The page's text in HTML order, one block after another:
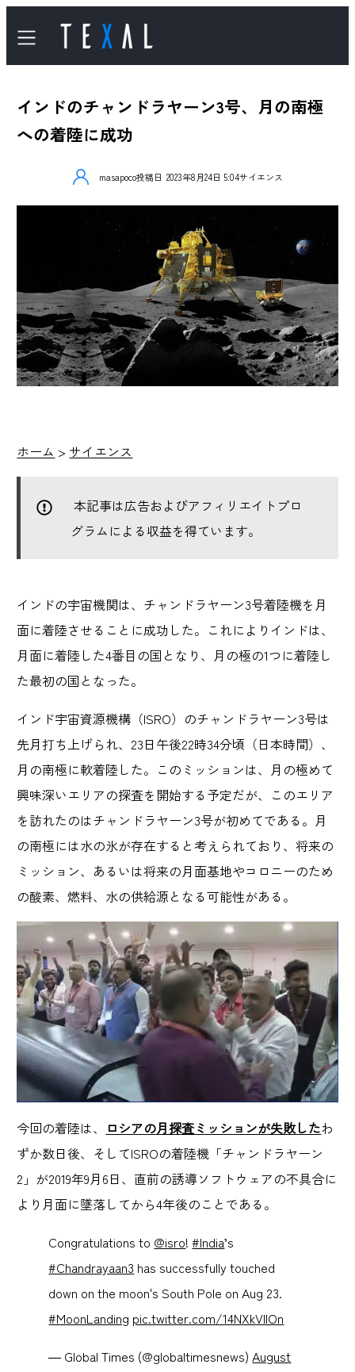
インドのチャンドラヤーン3号、月の南極
への着陸に成功
masapoco投稿日 2023年8月24日 5:04サイエンス
ホーム > サイエンス
本記事は広告およびアフィリエイトプロ
グラムによる収益を得ています。
インドの宇宙機関は、チャンドラヤーン3号着陸機を月
面に着陸させることに成功した。これによりインドは、
月面に着陸した4番目の国となり、月の極の1つに着陸し
た最初の国となった。
インド宇宙資源機構（ISRO）のチャンドラヤーン3号は
先月打ち上げられ、23日午後22時34分頃（日本時間）、
月の南極に軟着陸した。このミッションは、月の極めて
興味深いエリアの探査を開始する予定だが、このエリア
を訪れたのはチャンドラヤーン3号が初めてである。月
の南極には水の氷が存在すると考えられており、将来の
ミッション、あるいは将来の月面基地やコロニーのため
の酸素、燃料、水の供給源となる可能性がある。
今回の着陸は、 ロシアの月探査ミッションが失敗したわ
ずか数日後、そしてISROの着陸機「チャンドラヤーン
2」が2019年9月6日、直前の誘導ソフトウェアの不具合に
より月面に墜落してから4年後のことである。
Congratulations to @isro!#India’s
#Chandrayaan3 has successfully touched
down on the moon's South Pole on Aug 23.
#MoonLanding pic.twitter.com/14NXkVIlOn
— Global Times (@globaltimesnews)August